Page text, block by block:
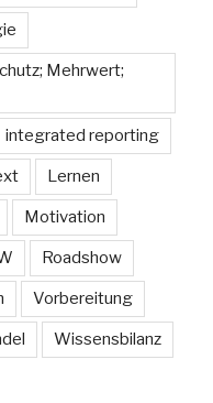
Mehrwert;
integrated reporting
Lernen
Motivation
Roadshow
Vorbereitung
Wissensbilanz